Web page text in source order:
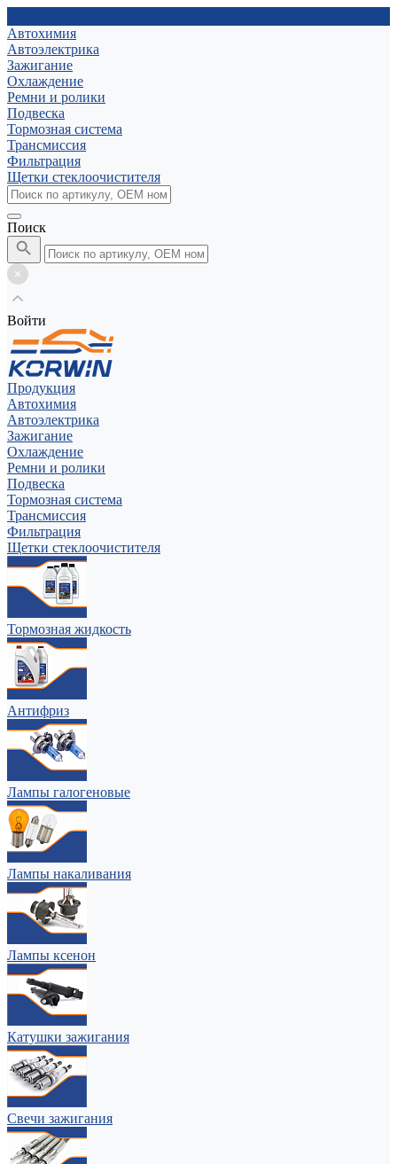
Автохимия
Автоэлектрика
Зажигание
Охлаждение
Ремни и ролики
Подвеска
Тормозная система
Трансмиссия
Фильтрация
Щетки стеклоочистителя
Поиск
Войти
Продукция
Автохимия
Автоэлектрика
Зажигание
Охлаждение
Ремни и ролики
Подвеска
Тормозная система
Трансмиссия
Фильтрация
Щетки стеклоочистителя
Тормозная жидкость
Антифриз
Лампы галогеновые
Лампы накаливания
Лампы ксенон
Катушки зажигания
Свечи зажигания